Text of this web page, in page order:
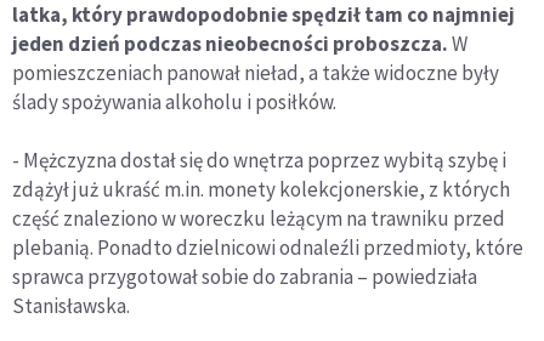
latka, który prawdopodobnie spędził tam co najmniej
jeden dzień podczas nieobecności proboszcza.W
pomieszczeniach panował nieład, a także widoczne były
ślady spożywania alkoholu i posiłków.
- Mężczyzna dostał się do wnętrza poprzez wybitą szybę i
zdążył już ukraść m.in. monety kolekcjonerskie, z których
część znaleziono w woreczku leżącym na trawniku przed
plebanią. Ponadto dzielnicowi odnaleźli przedmioty, które
sprawca przygotował sobie do zabrania – powiedziała
Stanisławska.